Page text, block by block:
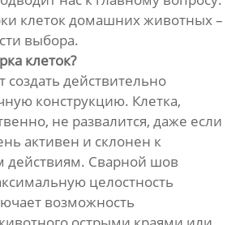
клеток домашних животных –
выбора.
клеток?
создать действительно
конструкцию. Клетка,
не развалится, даже если
активен и склонен к
действиям. Сварной шов
целостность
возможность